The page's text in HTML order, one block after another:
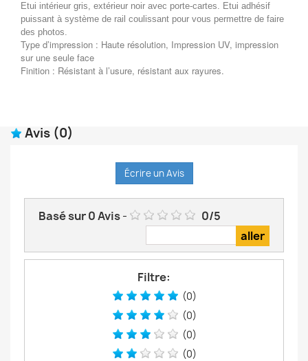
Etui intérieur gris, extérieur noir avec porte-cartes. Etui adhésif
puissant à système de rail coulissant pour vous permettre de faire
des photos.
Type d’impression : Haute résolution, Impression UV, impression
sur une seule face
Finition : Résistant à l’usure, résistant aux rayures.
Avis (0)
Écrire un Avis
Basé sur0Avis- 0/5
Filtre:
(0)
(0)
(0)
(0)